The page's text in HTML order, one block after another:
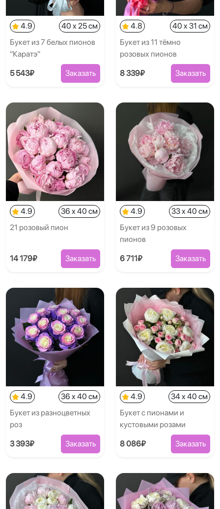
4.9
40 x 25 см
Букет из 7 белых пионов
"Каратэ"
5 543₽ Заказать
4.8
40 x 31 см
Букет из 11 тёмно
розовых пионов
8 339₽ Заказать
4.9
36 x 40 см
21 розовый пион
14 179₽ Заказать
4.9
33 x 40 см
Букет из 9 розовых
пионов
6 711₽ Заказать
4.9
36 x 40 см
Букет из разноцветных
роз
3 393₽ Заказать
4.9
34 x 40 см
Букет с пионами и
кустовыми розами
8 086₽ Заказать